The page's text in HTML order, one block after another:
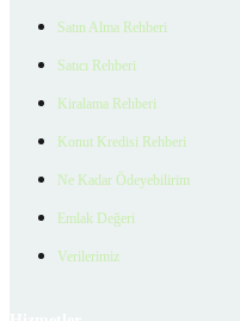
Satın Alma Rehberi
Satıcı Rehberi
Kiralama Rehberi
Konut Kredisi Rehberi
Ne Kadar Ödeyebilirim
Emlak Değeri
Verilerimiz